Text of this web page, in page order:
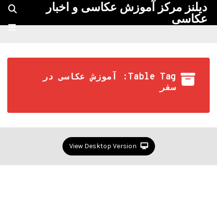
دیلنز مرکز آموزش عکاسی و اخبار
عکاسی
Table Tag: آموزش عکاسی در
سفر